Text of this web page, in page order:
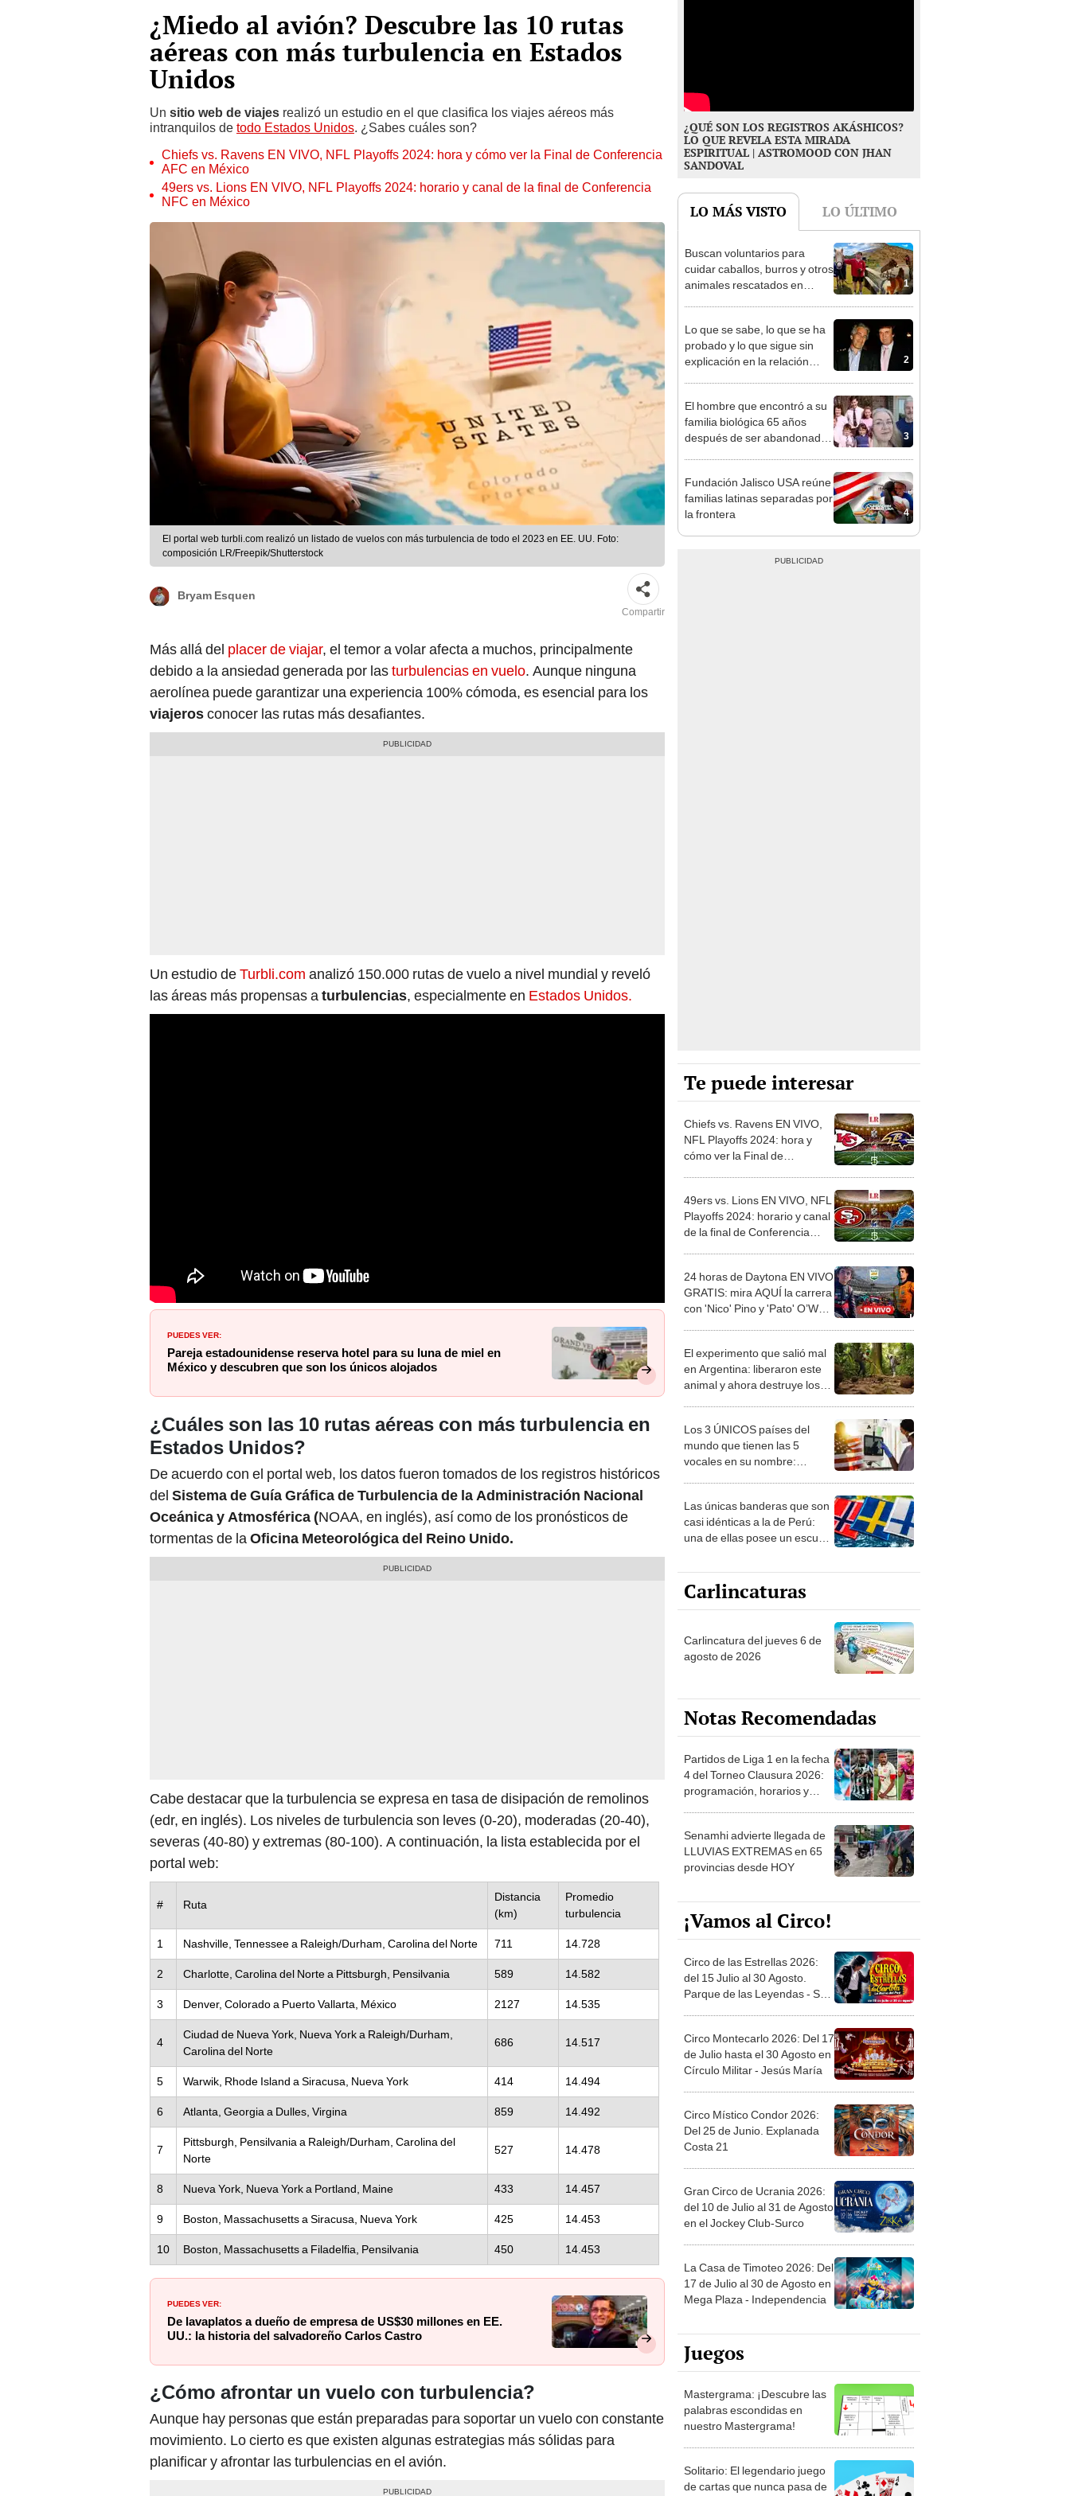
¿Miedo al avión? Descubre las 10 rutas
aéreas con más turbulencia en Estados
Unidos
Un sitio web de viajes realizó un estudio en el que clasifica los viajes aéreos más
intranquilos de todo Estados Unidos. ¿Sabes cuáles son?
Chiefs vs. Ravens EN VIVO, NFL Playoffs 2024: hora y cómo ver la Final de Conferencia
AFC en México
49ers vs. Lions EN VIVO, NFL Playoffs 2024: horario y canal de la final de Conferencia
NFC en México
El portal web turbli.com realizó un listado de vuelos con más turbulencia de todo el 2023 en EE. UU. Foto:
composición LR/Freepik/Shutterstock
Bryam Esquen
Compartir
Más allá del placer de viajar, el temor a volar afecta a muchos, principalmente
debido a la ansiedad generada por lasturbulencias en vuelo. Aunque ninguna
aerolínea puede garantizar una experiencia 100% cómoda, es esencial para los
viajerosconocer las rutas más desafiantes.
Un estudio deTurbli.com analizó 150.000 rutas de vuelo a nivel mundial y reveló
las áreas más propensas aturbulencias, especialmente en Estados Unidos.
PUEDES VER:
Pareja estadounidense reserva hotel para su luna de miel en
México y descubren que son los únicos alojados
¿Cuáles son las 10 rutas aéreas con más turbulencia en
Estados Unidos?
De acuerdo con el portal web, los datos fueron tomados de los registros históricos
del Sistema de Guía Gráfica de Turbulencia de la Administración Nacional
Oceánica y Atmosférica (NOAA, en inglés), así como de los pronósticos de
tormentas de la Oficina Meteorológica del Reino Unido.
Cabe destacar que la turbulencia se expresa en tasa de disipación de remolinos
(edr, en inglés). Los niveles de turbulencia son leves (0-20), moderadas (20-40),
severas (40-80) y extremas (80-100). A continuación, la lista establecida por el
portal web:
# Ruta
Distancia
(km)
Promedio
turbulencia
1 Nashville, Tennessee a Raleigh/Durham, Carolina del Norte 711 14.728
2 Charlotte, Carolina del Norte a Pittsburgh, Pensilvania 589 14.582
3 Denver, Colorado a Puerto Vallarta, México 2127 14.535
4
Ciudad de Nueva York, Nueva York a Raleigh/Durham,
Carolina del Norte
686 14.517
5 Warwik, Rhode Island a Siracusa, Nueva York 414 14.494
6 Atlanta, Georgia a Dulles, Virgina 859 14.492
7
Pittsburgh, Pensilvania a Raleigh/Durham, Carolina del
Norte
527 14.478
8 Nueva York, Nueva York a Portland, Maine 433 14.457
9 Boston, Massachusetts a Siracusa, Nueva York 425 14.453
10 Boston, Massachusetts a Filadelfia, Pensilvania 450 14.453
PUEDES VER:
De lavaplatos a dueño de empresa de US$30 millones en EE.
UU.: la historia del salvadoreño Carlos Castro
¿Cómo afrontar un vuelo con turbulencia?
Aunque hay personas que están preparadas para soportar un vuelo con constante
movimiento. Lo cierto es que existen algunas estrategias más sólidas para
planificar y afrontar las turbulencias en el avión.
¿QUÉ SON LOS REGISTROS AKÁSHICOS?
LO QUE REVELA ESTA MIRADA
ESPIRITUAL | ASTROMOOD CON JHAN
SANDOVAL
LO MÁS VISTO LO ÚLTIMO
1
Buscan voluntarios para
cuidar caballos, burros y otros
animales rescatados en
2
Lo que se sabe, lo que se ha
probado y lo que sigue sin
explicación en la relación
3
El hombre que encontró a su
familia biológica 65 años
después de ser abandonado:
4
Fundación Jalisco USA reúne
familias latinas separadas por
la frontera
Te puede interesar
Chiefs vs. Ravens EN VIVO,
NFL Playoffs 2024: hora y
cómo ver la Final de
49ers vs. Lions EN VIVO, NFL
Playoffs 2024: horario y canal
de la final de Conferencia
24 horas de Daytona EN VIVO
GRATIS: mira AQUÍ la carrera
con 'Nico' Pino y 'Pato' O’Ward
El experimento que salió mal
en Argentina: liberaron este
animal y ahora destruye los
Los 3 ÚNICOS países del
mundo que tienen las 5
vocales en su nombre:
Las únicas banderas que son
casi idénticas a la de Perú:
una de ellas posee un escudo
Carlincaturas
Carlincatura del jueves 6 de
agosto de 2026
Notas Recomendadas
Partidos de Liga 1 en la fecha
4 del Torneo Clausura 2026:
programación, horarios y
Senamhi advierte llegada de
LLUVIAS EXTREMAS en 65
provincias desde HOY
¡Vamos al Circo!
Circo de las Estrellas 2026:
del 15 Julio al 30 Agosto.
Parque de las Leyendas - San
Circo Montecarlo 2026: Del 17
de Julio hasta el 30 Agosto en
Círculo Militar - Jesús María
Circo Místico Condor 2026:
Del 25 de Junio. Explanada
Costa 21
Gran Circo de Ucrania 2026:
del 10 de Julio al 31 de Agosto
en el Jockey Club-Surco
La Casa de Timoteo 2026: Del
17 de Julio al 30 de Agosto en
Mega Plaza - Independencia
Juegos
Mastergrama: ¡Descubre las
palabras escondidas en
nuestro Mastergrama!
Solitario: El legendario juego
de cartas que nunca pasa de